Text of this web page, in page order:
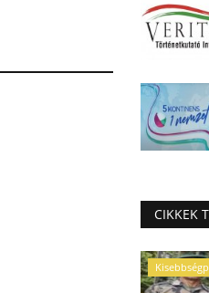
CIKKEK